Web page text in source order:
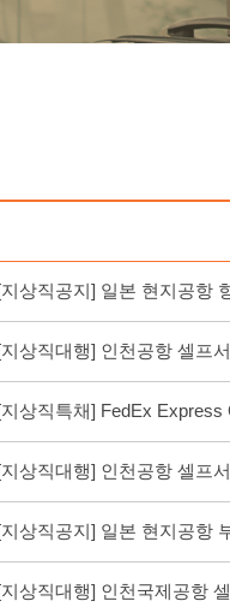
상직공지] 일본 현지공항
상직대행] 인천공항 셀프
상직특채] FedEx
상직대행] 인천공항 셀프
상직공지] 일본 현지공항
상직대행] 인천국제공항